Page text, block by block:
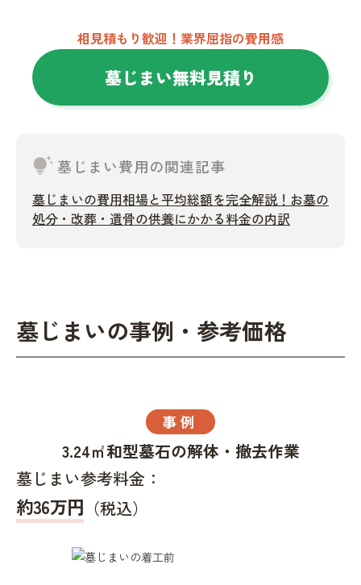
相見積もり歓迎！業界屈指の費用感
墓じまい無料見積り
tips_and_updates墓じまい費用の関連記事
墓じまいの費用相場と平均総額を完全解説！お墓の
処分・改葬・遺骨の供養にかかる料金の内訳
墓じまいの事例・参考価格
事例
3.24㎡和型墓石の解体・撤去作業
墓じまい参考料金：
約36万円 （税込）